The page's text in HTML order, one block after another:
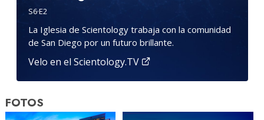
S6·E2
La Iglesia de Scientology trabaja con la comunidad
de San Diego por un futuro brillante.
Velo en el Scientology.TV
FOTOS